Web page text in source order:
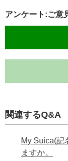
アンケート:ご意
関連するQ&A
My Suica(記
ますか。